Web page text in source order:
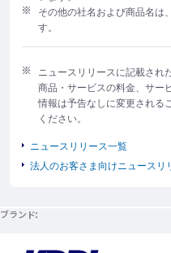
その他の社名および商品名は
す。
ニュースリリースに記載され
商品・サービスの料金、サー
情報は予告なしに変更される
ください。
ニュースリリース一覧
法人のお客さま向けニュースリ
ブランド